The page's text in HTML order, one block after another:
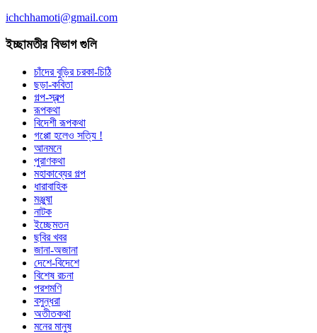
ichchhamoti@gmail.com
ইচ্ছামতীর বিভাগ গুলি
চাঁদের বুড়ির চরকা-চিঠি
ছড়া-কবিতা
গল্প-স্বল্প
রূপকথা
বিদেশী রূপকথা
গপ্পো হলেও সত্যি !
আনমনে
পুরাণকথা
মহাকাব্যের গল্প
ধারাবাহিক
মঞ্জুষা
নাটক
ইচ্ছেমতন
ছবির খবর
জানা-অজানা
দেশে-বিদেশে
বিশেষ রচনা
পরশমণি
বসুন্ধরা
অতীতকথা
মনের মানুষ